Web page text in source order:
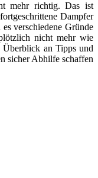
mehr richtig. Das ist
Dampfer
verschiedene Gründe
nicht mehr wie
an Tipps und
sicher Abhilfe schaffen